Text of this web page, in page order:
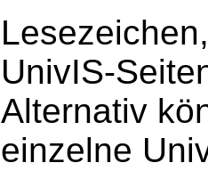
UnivIS-
Alternativ
einzelne